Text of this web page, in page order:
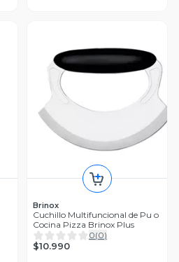
Brinox
Cuchillo Multifuncional de Pu o
Cocina Pizza Brinox Plus
0(0)
$10.990